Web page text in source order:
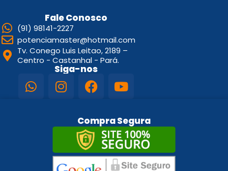
Fale Conosco
(91) 98141-2227
potenciamaster@hotmail.com
Tv. Conego Luis Leitao, 2189 –
Centro - Castanhal - Pará.
Siga-nos
Compra Segura